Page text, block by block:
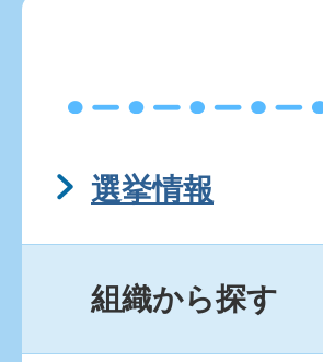
選挙情報
組織から探す